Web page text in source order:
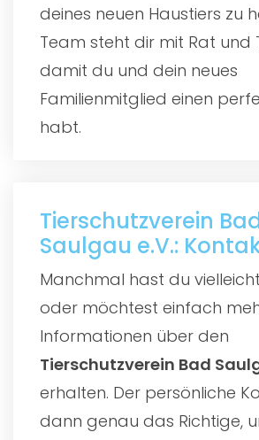
deines neuen Haustiers zu
Team steht dir mit Rat und
damit du und dein neues
Familienmitglied einen
habt.
Tierschutzverein
Saulgau e.V.:
Manchmal hast du
oder möchtest einfach
Informationen über den
Tierschutzverein Bad
erhalten. Der persönliche
dann genau das Richtige,